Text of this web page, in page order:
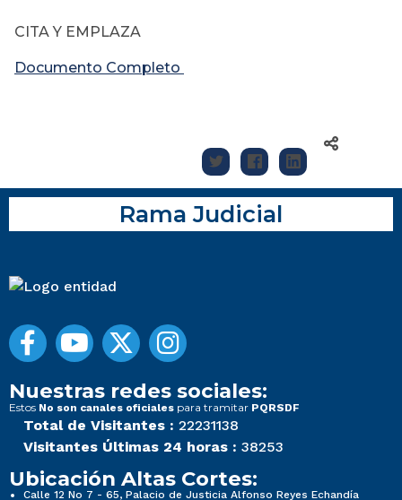
CITA Y EMPLAZA
Documento Completo
Rama Judicial
Nuestras redes sociales:
Estos No son canales oficiales para tramitar PQRSDF
Total de Visitantes : 22231138
Visitantes Últimas 24 horas : 38253
Ubicación Altas Cortes:
Calle 12 No 7 - 65, Palacio de Justicia Alfonso Reyes Echandía